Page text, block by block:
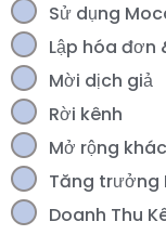
Sử dụng
Lập hóa đơn
Mời dịch giả
Rời kênh
Mở rộng
Tăng trưởng
Doanh Thu